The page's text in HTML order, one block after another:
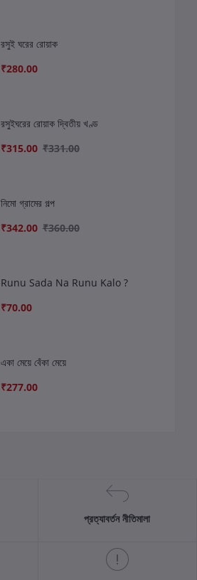
রসুই ঘরের রোয়াক
₹280.00
রসুইঘরের রোয়াক দ্বিতীয় খণ্ড
₹315.00 ₹331.00
নিমো গ্রামের গল্প
₹342.00 ₹360.00
Runu Sada Na Runu Kalo ?
₹70.00
একা মেয়ে বেঁকা মেয়ে
₹277.00
প্রত্যাবর্তন নীতিমালা